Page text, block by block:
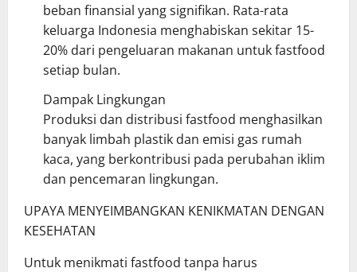
beban finansial yang signifikan. Rata-rata
keluarga Indonesia menghabiskan sekitar 15-
20% dari pengeluaran makanan untuk fastfood
setiap bulan.
Dampak Lingkungan
Produksi dan distribusi fastfood menghasilkan
banyak limbah plastik dan emisi gas rumah
kaca, yang berkontribusi pada perubahan iklim
dan pencemaran lingkungan.
UPAYA MENYEIMBANGKAN KENIKMATAN DENGAN
KESEHATAN
Untuk menikmati fastfood tanpa harus